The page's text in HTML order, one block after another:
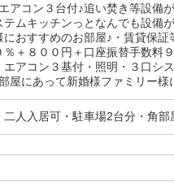
アコン３台付♪追い焚き等設備
テムキッチンっとなんでも設備
におすすめのお部屋♪・賃貸保
＋８００円＋口座振替手数料
エアコン３基付・照明・３口シ
屋にあって新婚様ファミリー
二人入居可・駐車場2台分・角